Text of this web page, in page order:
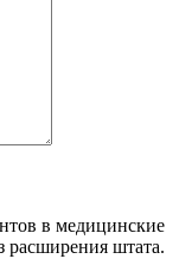
в медицинские
расширения штата.